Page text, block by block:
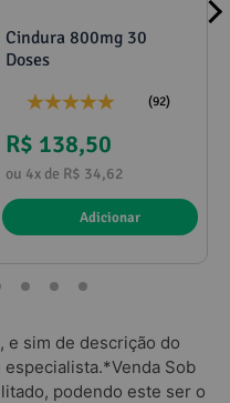
Cindura 800mg 30
Doses
(92)
R$ 138,50
ou 4x de R$ 34,62
Adicionar
e sim de descrição do
Sob
podendo este ser o